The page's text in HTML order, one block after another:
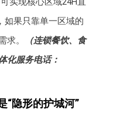
如果只靠单一区域的
求。
（连锁餐饮、食
化服务电话：
“隐形的护城河”